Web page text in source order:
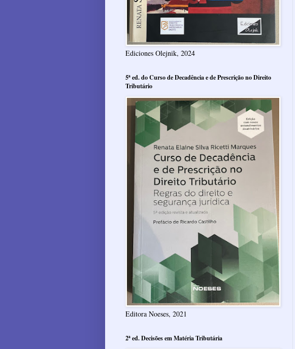
Ediciones Olejnik, 2024
5ª ed. do Curso de Decadência e de Prescrição no Direito
Tributário
Editora Noeses, 2021
2ª ed. Decisões em Matéria Tributária